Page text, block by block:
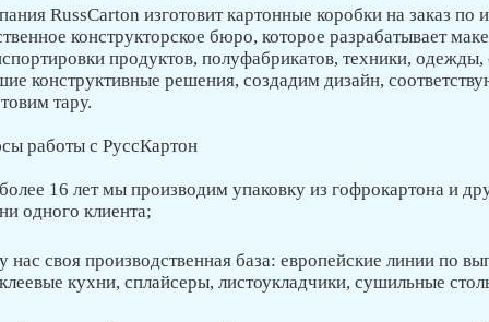
RussCarton изготовит картонные коробки на заказ
конструкторское бюро, которое разрабатывает
продуктов, полуфабрикатов, техники,
конструктивные решения, создадим дизайн,
тару.
работы с РуссКартон
более 16 лет мы производим упаковку из гофрокартона и
ни одного клиента;
у нас своя производственная база: европейские линии по
клеевые кухни, сплайсеры, листоукладчики, сушильные